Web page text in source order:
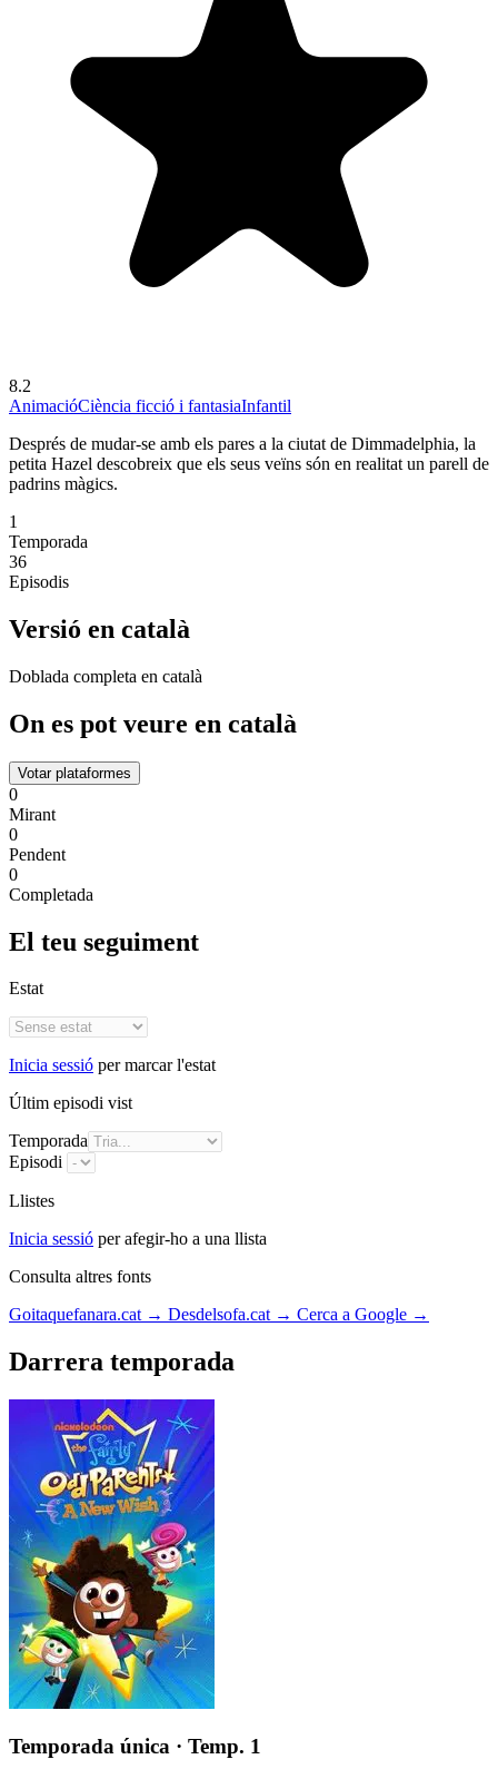
8.2
AnimacióCiència ficció i fantasiaInfantil
Després de mudar-se amb els pares a la ciutat de Dimmadelphia, la
petita Hazel descobreix que els seus veïns són en realitat un parell de
padrins màgics.
1
Temporada
36
Episodis
Versió en català
Doblada completa en català
On es pot veure en català
Votar plataformes
0
Mirant
0
Pendent
0
Completada
El teu seguiment
Estat
Inicia sessió per marcar l'estat
Últim episodi vist
Temporada
Episodi
Llistes
Inicia sessió per afegir-ho a una llista
Consulta altres fonts
Goitaquefanara.cat → Desdelsofa.cat → Cerca a Google →
Darrera temporada
Temporada única · Temp. 1